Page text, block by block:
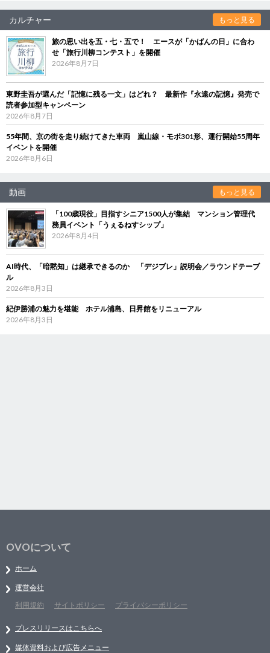
カルチャー もっと見る
旅の思い出を五・七・五で！ エースが「かばんの日」に合わ
せ「旅行川柳コンテスト」を開催
2026年8月7日
東野圭吾が選んだ「記憶に残る一文」はどれ？ 最新作『永遠の記憶』発売で
読者参加型キャンペーン
2026年8月7日
55年間、京の街を走り続けてきた車両 嵐山線・モボ301形、運行開始55周年
イベントを開催
2026年8月6日
動画 もっと見る
「100歳現役」目指すシニア1500人が集結 マンション管理代
務員イベント「うぇるねすシップ」
2026年8月4日
AI時代、「暗黙知」は継承できるのか 「デジブレ」説明会／ラウンドテーブ
ル
2026年8月3日
紀伊勝浦の魅力を堪能 ホテル浦島、日昇館をリニューアル
2026年8月3日
OVOについて
ホーム
運営会社
利用規約
サイトポリシー プライバシーポリシー
プレスリリースはこちらへ
媒体資料および広告メニュー